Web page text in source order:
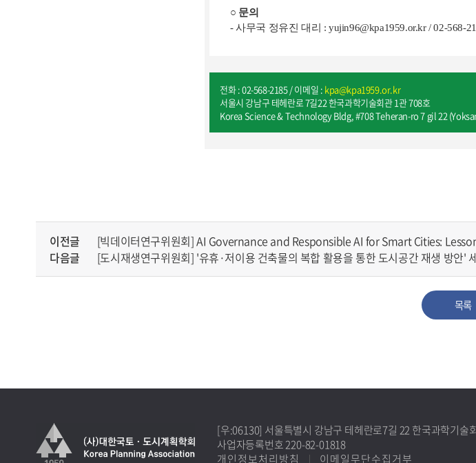
○ 문의
- 사무국 정유진 대리 : yujin96@kpa1959.or.kr / 02-568-
전화 : 02-568-2185 / 이메일 : kpa@kpa1959.or.kr
서울시 강남구 테헤란로 7길22 한국과학기술회관 1관 708호
Korea Science & Technology Bldg, #708 Teheran-ro 7 gil 22
이전글
[빅데이터연구위원회] AI Governance and Responsible AI for Smart Cities:
다음글
[도시재생연구위원회] '유휴·저이용 건축물의 복합 활용을 통한 도시공간 재생 방안'
목록
[우:06130] 서울특별시 강남구 테헤란로7길 22 한국과학기술
사업자등록번호 220-82-01818
개인정보처리방침
이메일무단수집거부